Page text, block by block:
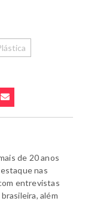
de 20 anos
nas
entrevistas
além